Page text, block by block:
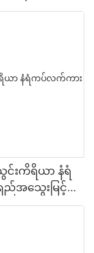
င်းကိရိယာ နံရံ
အသွေးမြင့်